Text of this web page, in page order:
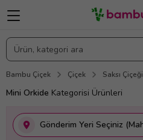
Bambu Çiçek Çiçek Saksı Çiçeği
Mini Orkide Kategorisi Ürünleri